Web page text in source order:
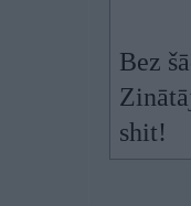
Bez
shit!